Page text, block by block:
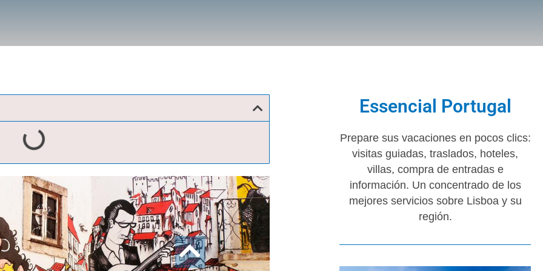
Essencial Portugal
Prepare sus vacaciones en pocos clics:
visitas guiadas, traslados, hoteles,
villas, compra de entradas e
información. Un concentrado de los
mejores servicios sobre Lisboa y su
región.